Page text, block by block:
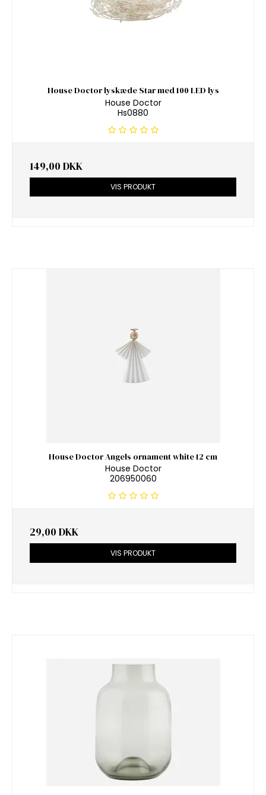
House Doctor lyskæde Star med 100 LED lys
House Doctor
Hs0880
149,00 DKK
VIS PRODUKT
House Doctor Angels ornament white 12 cm
House Doctor
206950060
29,00 DKK
VIS PRODUKT